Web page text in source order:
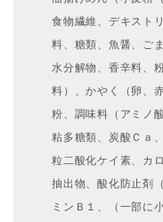
食物繊維、デキスト
料、糖類、魚醤、ご
水分解物、香辛料、
料）、かやく（卵、
粉、調味料（アミノ
粘多糖類、炭酸Ｃａ
粒二酸化ケイ素、カ
抽出物、酸化防止剤
ミンＢ１、（一部に